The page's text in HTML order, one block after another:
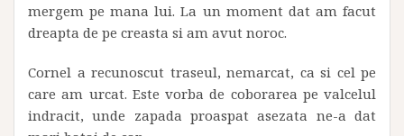
mergem pe mana lui. La un moment dat am facut
dreapta de pe creasta si am avut noroc.
Cornel a recunoscut traseul, nemarcat, ca si cel pe
care am urcat. Este vorba de coborarea pe valcelul
indracit, unde zapada proaspat asezata ne-a dat